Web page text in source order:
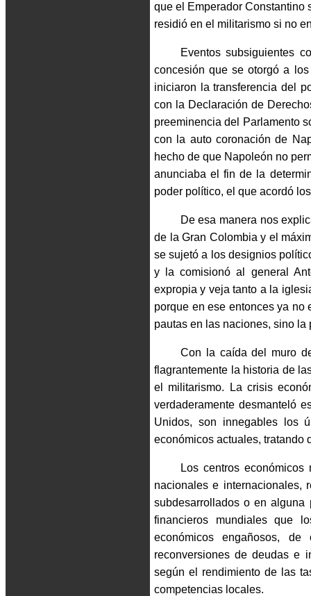
que el Emperador Constantino
residió en el militarismo si no
Eventos subsiguientes
concesión que se otorgó a
iniciaron la transferencia del
con la Declaración de
preeminencia del Parlamento
con la auto coronación de
hecho de que Napoleón no
anunciaba el fin de la
poder político, el que acordó
De esa manera nos
de la Gran Colombia y el
se sujetó a los designios
y la comisionó al general
expropia y veja tanto a la
porque en ese entonces ya
pautas en las naciones, sino la
Con la caída del muro
flagrantemente la historia de
el militarismo. La crisis
verdaderamente desmanteló
Unidos, son innegables los
económicos actuales, tratando
Los centros
nacionales e internacionales,
subdesarrollados o en
financieros mundiales que
económicos engañosos,
reconversiones de deudas e
según el rendimiento de las
competencias locales.